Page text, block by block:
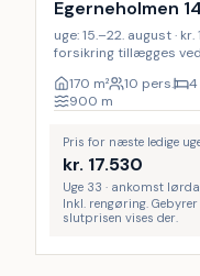
Egerneholmen
uge: 15.–22. august ·
forsikring tillægges
170 m² 10 pers.
900 m
Pris for næste ledige
kr. 17.530
Uge 33 · ankomst
Inkl. rengøring.
slutprisen vises der.
Inkl. rengøring